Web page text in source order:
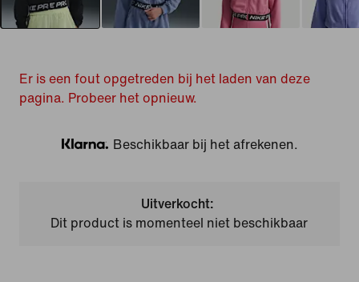
Er is een fout opgetreden bij het laden van deze
pagina. Probeer het opnieuw.
Klarna
Beschikbaar bij het afrekenen.
Uitverkocht:
Dit product is momenteel niet beschikbaar